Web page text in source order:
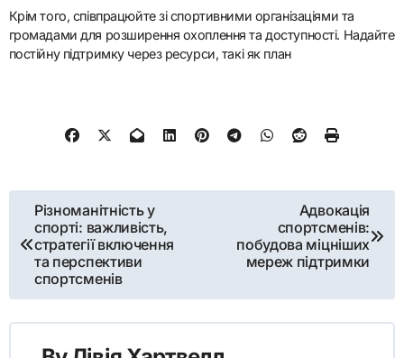
Крім того, співпрацюйте зі спортивними організаціями та
громадами для розширення охоплення та доступності. Надайте
постійну підтримку через ресурси, такі як план
Post navigation
Різноманітність у
спорті: важливість,
стратегії включення
та перспективи
спортсменів
Адвокація
спортсменів:
побудова міцніших
мереж підтримки